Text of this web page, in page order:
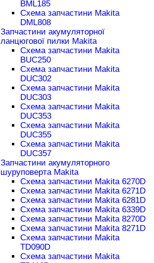
BML185
Схема запчастини Makita
DML808
Запчастини акумуляторної
ланцюгової пилки Makita
Схема запчастини Makita
BUC250
Схема запчастини Makita
DUC302
Схема запчастини Makita
DUC303
Схема запчастини Makita
DUC353
Схема запчастини Makita
DUC355
Схема запчастини Makita
DUC357
Запчастини акумуляторного
шуруповерта Makita
Схема запчастини Makita 6270D
Схема запчастини Makita 6271D
Схема запчастини Makita 6281D
Схема запчастини Makita 6339D
Схема запчастини Makita 8270D
Схема запчастини Makita 8271D
Схема запчастини Makita
TD090D
Схема запчастини Makita